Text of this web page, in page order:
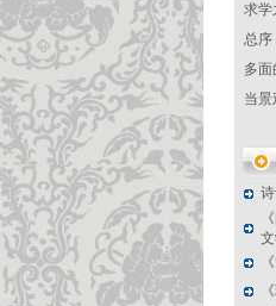
求
总序
多
当